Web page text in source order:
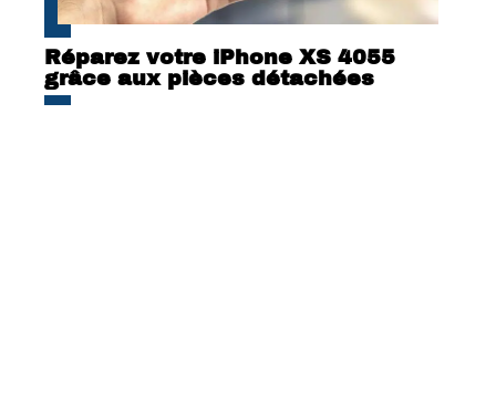
Réparez votre iPhone XS 4055
grâce aux pièces détachées